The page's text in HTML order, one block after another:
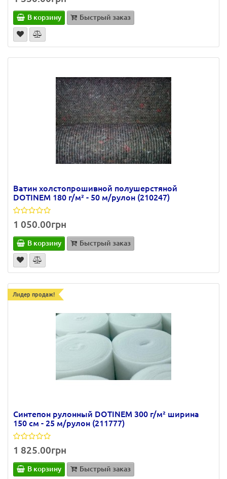
В корзину Быстрый заказ
Ватин холстопрошивной полушерстяной
DOTINEM 180 г/м² - 50 м/рулон (210247)
1 050.00грн
В корзину Быстрый заказ
Лидер продаж!
Синтепон рулонный DOTINEM 300 г/м² ширина
150 см - 25 м/рулон (211777)
1 825.00грн
В корзину Быстрый заказ